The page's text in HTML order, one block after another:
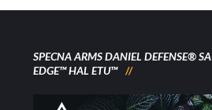
SPECNA ARMS DANIEL DEFENSE®
EDGE™ HAL ETU™